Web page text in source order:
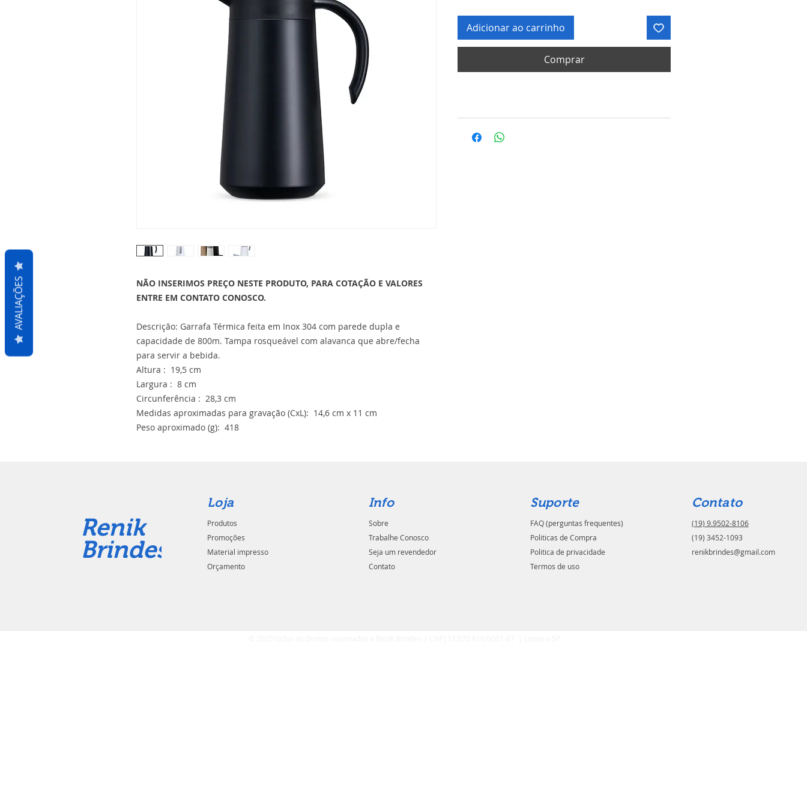
NÃO INSERIMOS PREÇO NESTE PRODUTO, PARA COTAÇÃO E VALORES
ENTRE EM CONTATO CONOSCO.
Descrição: Garrafa Térmica feita em Inox 304 com parede dupla e
capacidade de 800m. Tampa rosqueável com alavanca que abre/fecha
para servir a bebida.
Altura : 19,5 cm
Largura : 8 cm
Circunferência : 28,3 cm
Medidas aproximadas para gravação (CxL): 14,6 cm x 11 cm
Peso aproximado (g): 418
Adicionar ao carrinho
Comprar
Renik
Brindes
Loja
Produtos
Promoções
Material impresso
Orçamento
Info
Sobre
Trabalhe Conosco
Seja um revendedor
Contato
Suporte
FAQ (perguntas frequentes)
Politicas de Compra
Politica de privacidade
Termos de uso
Contato
(19) 9.9502-8106
(19) 3452-1093
renikbrindes@gmail.com
AVALIAÇÕES